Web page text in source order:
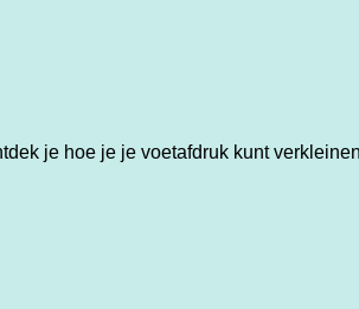
je hoe je je voetafdruk kunt